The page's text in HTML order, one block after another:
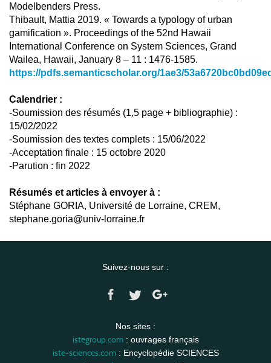
Modelbenders Press.
Thibault, Mattia 2019. « Towards a typology of urban
gamification ». Proceedings of the 52nd Hawaii
International Conference on System Sciences, Grand
Wailea, Hawaii, January 8 – 11 : 1476-1585.
https://pdfs.semanticscholar.org/1ae3/
Calendrier :
-Soumission des résumés (1,5 page + bibliographie) :
15/02/2022
-Soumission des textes complets : 15/06/2022
-Acceptation finale : 15 octobre 2020
-Parution : fin 2022
Résumés et articles à envoyer à :
Stéphane GORIA, Université de Lorraine, CREM,
stephane.goria@univ-lorraine.fr
Suivez-nous sur :
Nos sites :
istegroup.com: ouvrages français
iste-sciences.com: Encyclopédie SCIENCES